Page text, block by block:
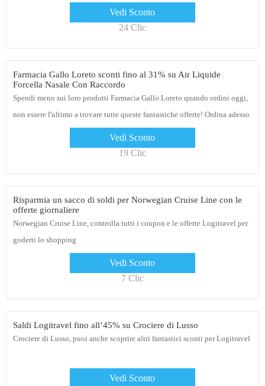
Vedi Sconto
24 Clic
Farmacia Gallo Loreto sconti fino al 31% su Air Liquide
Forcella Nasale Con Raccordo
Spendi meno sui loro prodotti Farmacia Gallo Loreto quando ordini oggi,
non essere l'ultimo a trovare tutte queste fantastiche offerte! Ordina adesso
Vedi Sconto
19 Clic
Risparmia un sacco di soldi per Norwegian Cruise Line con le
offerte giornaliere
Norwegian Cruise Line, controlla tutti i coupon e le offerte Logitravel per
goderti lo shopping
Vedi Sconto
7 Clic
Saldi Logitravel fino all’45% su Crociere di Lusso
Crociere di Lusso, puoi anche scoprire altri fantastici sconti per Logitravel
Vedi Sconto